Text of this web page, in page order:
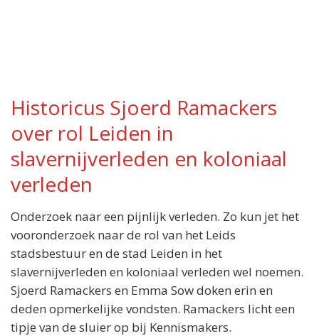
Historicus Sjoerd Ramackers
over rol Leiden in
slavernijverleden en koloniaal
verleden
Onderzoek naar een pijnlijk verleden. Zo kun jet het
vooronderzoek naar de rol van het Leids
stadsbestuur en de stad Leiden in het
slavernijverleden en koloniaal verleden wel noemen.
Sjoerd Ramackers en Emma Sow doken erin en
deden opmerkelijke vondsten. Ramackers licht een
tipje van de sluier op bij Kennismakers.